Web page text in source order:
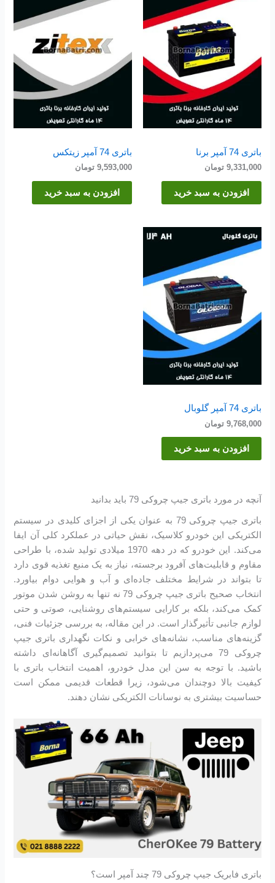
باتری 74 آمپر برنا
9,331,000 تومان
افزودن به سبد خرید
باتری 74 آمپر زیتکس
9,593,000 تومان
افزودن به سبد خرید
باتری 74 آمپر گلوبال
9,768,000 تومان
افزودن به سبد خرید
آنچه در مورد باتری جیپ چروکی 79 باید بدانید
باتری جیپ چروکی 79 به عنوان یکی از اجزای کلیدی در سیستم
الکتریکی این خودرو کلاسیک، نقش حیاتی در عملکرد کلی آن ایفا
می‌کند. این خودرو که در دهه 1970 میلادی تولید شده، با طراحی
مقاوم و قابلیت‌های آفرود برجسته، نیاز به یک منبع تغذیه قوی دارد
تا بتواند در شرایط مختلف جاده‌ای و آب و هوایی دوام بیاورد.
انتخاب صحیح باتری جیپ چروکی 79 نه تنها به روشن شدن موتور
کمک می‌کند، بلکه بر کارایی سیستم‌های روشنایی، صوتی و حتی
لوازم جانبی تأثیرگذار است. در این مقاله، به بررسی جزئیات فنی،
گزینه‌های مناسب، نشانه‌های خرابی و نکات نگهداری باتری جیپ
چروکی 79 می‌پردازیم تا بتوانید تصمیم‌گیری آگاهانه‌ای داشته
باشید. با توجه به سن این مدل خودرو، اهمیت انتخاب باتری با
کیفیت بالا دوچندان می‌شود، زیرا قطعات قدیمی ممکن است
حساسیت بیشتری به نوسانات الکتریکی نشان دهند.
باتری فابریک جیپ چروکی 79 چند آمپر است؟